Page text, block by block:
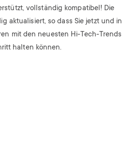
vollständig kompatibel! Die
aktualisiert, so dass Sie jetzt und in
mit den neuesten Hi-Tech-Trends
halten können.